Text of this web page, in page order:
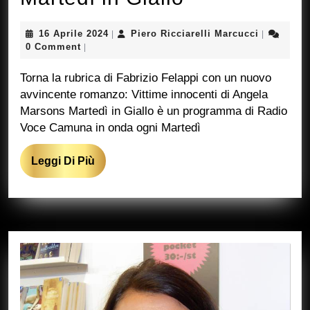
16 Aprile 202416
Piero Ricciarelli Marcucci Piero
0 Comment
Torna la rubrica di Fabrizio Felappi con un nuovo
avvincente romanzo: Vittime innocenti di Angela
Marsons Martedì in Giallo è un programma di Radio
Voce Camuna in onda ogni Martedì
Leggi Di Più Leggi
Di